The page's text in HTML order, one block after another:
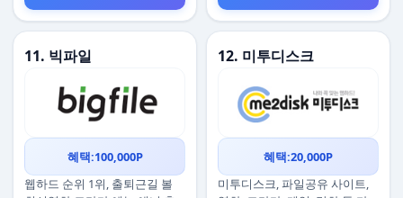
11. 빅파일
혜택:100,000P
웹하드 순위 1위, 출퇴근길 볼
12. 미투디스크
혜택:20,000P
미투디스크, 파일공유 사이트,